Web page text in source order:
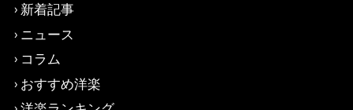
新着記事
ニュース
コラム
おすすめ洋楽